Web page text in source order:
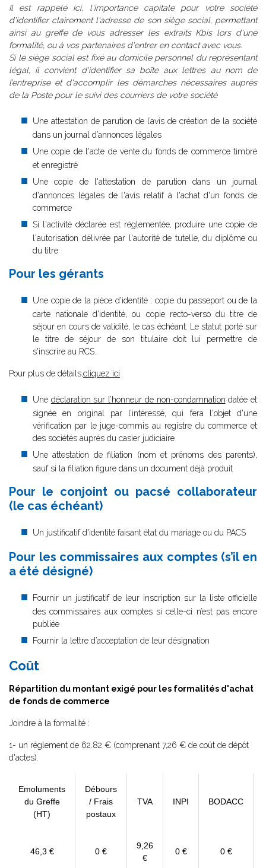
Il est rappelé ici, l'importance capitale pour votre société
d'identifier clairement l'adresse de son siège social, permettant
ainsi au greffe de vous adresser les extraits Kbis lors d'une
formalité, ou à vos partenaires d'entrer en contact avec vous.
Si le siège social est fixé au domicile personnel du représentant
légal, il convient d'identifier sa boîte aux lettres au nom de
l’entreprise et d'accomplir les démarches nécessaires auprès
de la Poste pour le suivi des courriers de votre société
Une attestation de parution de l’avis de création de la société
dans un journal d’annonces légales
Une copie de l'acte de vente du fonds de commerce timbré
et enregistré
Une copie de l'attestation de parution dans un journal
d'annonces légales de l'avis relatif à l'achat d'un fonds de
commerce
Si l'activité déclarée est réglementée, produire une copie de
l'autorisation délivrée par l'autorité de tutelle, du diplôme ou
du titre
Pour les gérants
Une copie de la pièce d'identité : copie du passeport ou de la
carte nationale d'identité, ou copie recto-verso du titre de
séjour en cours de validité, le cas échéant. Le statut porté sur
le titre de séjour de son titulaire doit lui permettre de
s'inscrire au RCS.
Pour plus de détails,cliquez ici
Une déclaration sur l’honneur de non-condamnation datée et
signée en original par l’intéressé, qui fera l'objet d'une
vérification par le juge-commis au registre du commerce et
des sociétés auprès du casier judiciaire
Une attestation de filiation (nom et prénoms des parents),
sauf si la filiation figure dans un document déjà produit
Pour le conjoint ou pacsé collaborateur
(le cas échéant)
Un justificatif d'identité faisant état du mariage ou du PACS
Pour les commissaires aux comptes (s’il en
a été désigné)
Fournir un justificatif de leur inscription sur la liste officielle
des commissaires aux comptes si celle-ci n’est pas encore
publiée
Fournir la lettre d’acceptation de leur désignation
Coût
Répartition du montant exigé pour les formalités d'achat
de fonds de commerce
Joindre à la formalité :
1- un règlement de 62.82 € (comprenant 7,26 € de coût de dépôt
d'actes).
Emoluments
du Greffe
(HT)
Débours
/ Frais
postaux
TVA INPI BODACC
46,3 € 0 €
9,26
€
0 € 0 €